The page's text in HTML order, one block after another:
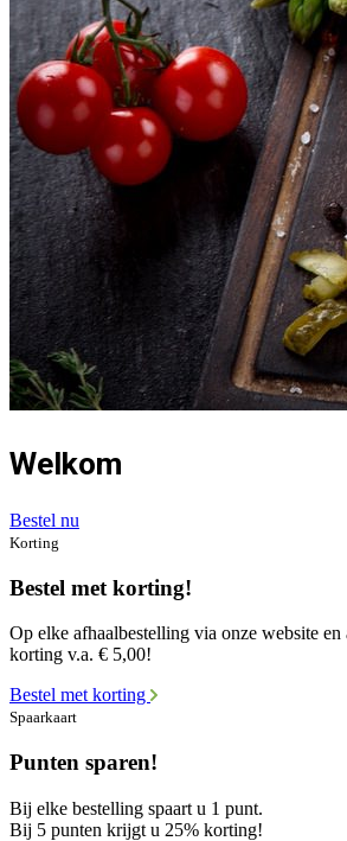
Welkom
Bestel nu
Korting
Bestel met korting!
Op elke afhaalbestelling via onze website
korting v.a. € 5,00!
Bestel met korting
Spaarkaart
Punten sparen!
Bij elke bestelling spaart u 1 punt.
Bij 5 punten krijgt u 25% korting!